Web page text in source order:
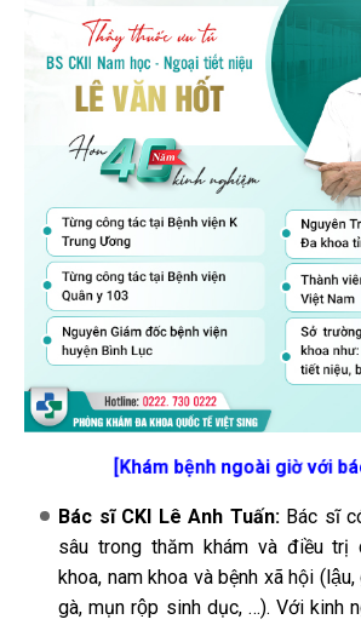
[Khám bệnh ngoài giờ với
Bác sĩ CKI Lê Anh Tuấn:Bác sĩ
sâu trong thăm khám và điều trị
khoa, nam khoa và bệnh xã hội
gà, mụn rộp sinh dục, …). Với kinh